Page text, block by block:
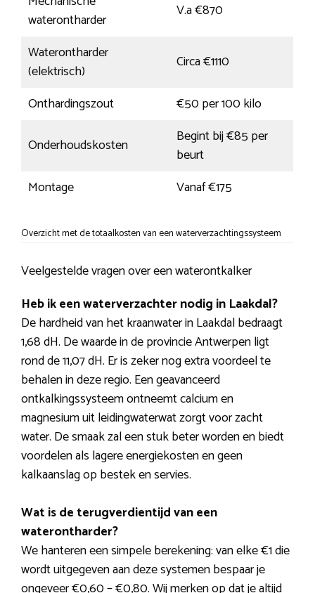
waterontharder
V.a €870
Waterontharder
(elektrisch)
Circa €1110
Onthardingszout
€50 per 100 kilo
Onderhoudskosten
Begint bij €85 per
beurt
Montage
Vanaf €175
Overzicht met de totaalkosten van een waterverzachtingssysteem
Veelgestelde vragen over een waterontkalker
Heb ik een waterverzachter nodig in Laakdal?
De hardheid van het kraanwater in Laakdal bedraagt
1,68 dH. De waarde in de provincie Antwerpen ligt
rond de 11,07 dH. Er is zeker nog extra voordeel te
behalen in deze regio. Een geavanceerd
ontkalkingssysteem ontneemt calcium en
magnesium uit leidingwaterwat zorgt voor zacht
water. De smaak zal een stuk beter worden en biedt
voordelen als lagere energiekosten en geen
kalkaanslag op bestek en servies.
Wat is de terugverdientijd van een
waterontharder?
We hanteren een simpele berekening: van elke €1 die
wordt uitgegeven aan deze systemen bespaar je
ongeveer €0,60 – €0,80. Wij merken op dat je altijd